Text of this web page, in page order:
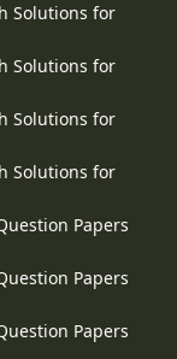
Solutions for
Solutions for
Solutions for
Solutions for
Papers
Papers
Papers